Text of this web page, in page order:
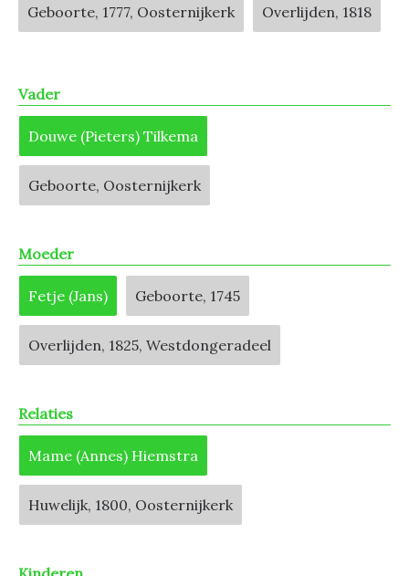
Geboorte, 1777, Oosternijkerk Overlijden, 1818
Vader
Douwe (Pieters) Tilkema
Geboorte, Oosternijkerk
Moeder
Fetje (Jans) Geboorte, 1745
Overlijden, 1825, Westdongeradeel
Relaties
Mame (Annes) Hiemstra
Huwelijk, 1800, Oosternijkerk